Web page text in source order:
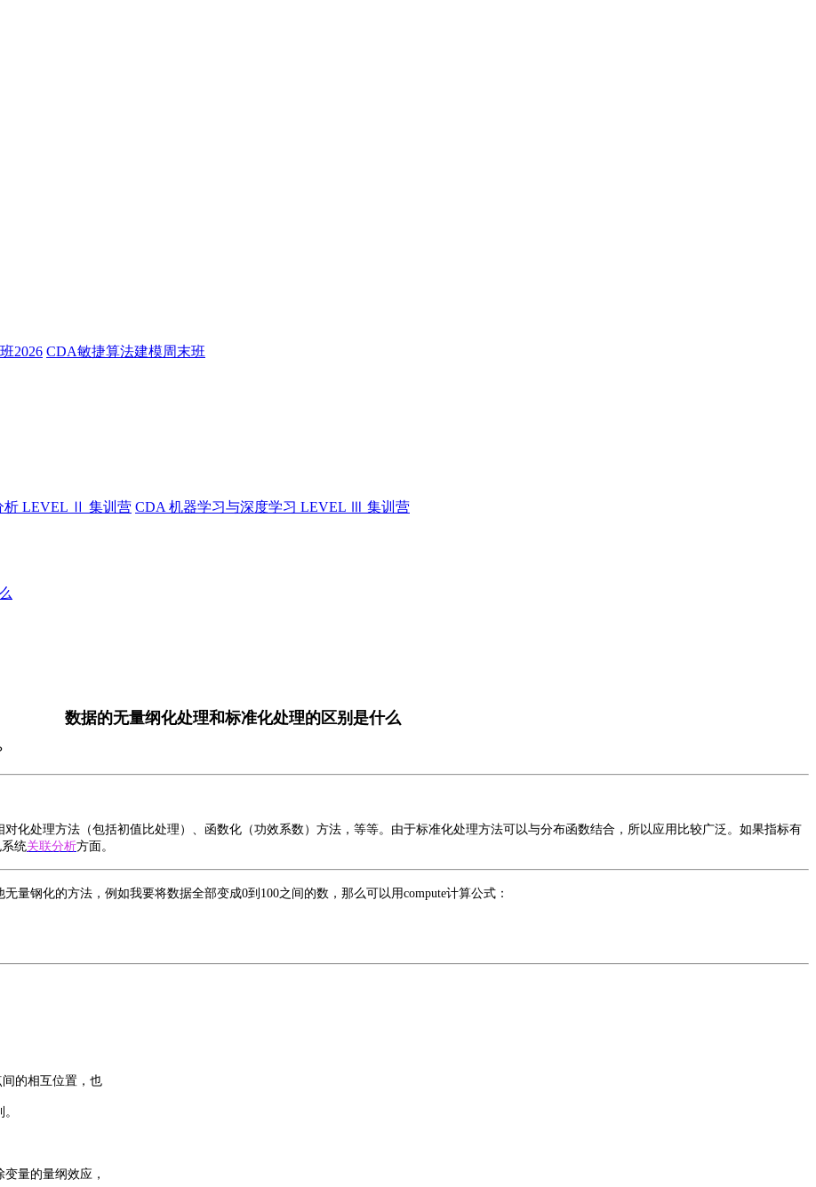
2026 CDA敏捷算法建模周末班
析 LEVEL Ⅱ 集训营 CDA 机器学习与深度学习 LEVEL Ⅲ 集训营
数据的无量纲化处理和标准化处理的区别是什么
化处理方法（包括初值比处理）、函数化（功效系数）方法，等等。由于标准化处理方法可以与分布函数结合，所以应用比较广泛。如果指标有
统关联分析方面。
量钢化的方法，例如我要将数据全部变成0到100之间的数，那么可以用compute计算公式：
的相互位置，也
量的量纲效应，